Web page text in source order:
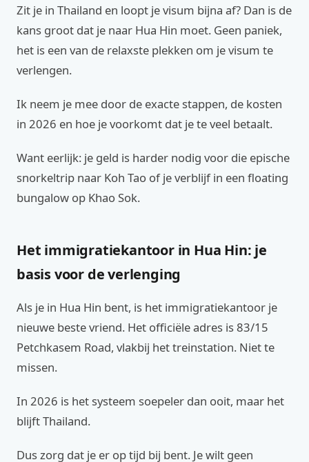
Zit je in Thailand en loopt je visum bijna af? Dan is de
kans groot dat je naar Hua Hin moet. Geen paniek,
het is een van de relaxste plekken om je visum te
verlengen.
Ik neem je mee door de exacte stappen, de kosten
in 2026 en hoe je voorkomt dat je te veel betaalt.
Want eerlijk: je geld is harder nodig voor die epische
snorkeltrip naar Koh Tao of je verblijf in een floating
bungalow op Khao Sok.
Het immigratiekantoor in Hua Hin: je
basis voor de verlenging
Als je in Hua Hin bent, is het immigratiekantoor je
nieuwe beste vriend. Het officiële adres is 83/15
Petchkasem Road, vlakbij het treinstation. Niet te
missen.
In 2026 is het systeem soepeler dan ooit, maar het
blijft Thailand.
Dus zorg dat je er op tijd bij bent. Je wilt geen